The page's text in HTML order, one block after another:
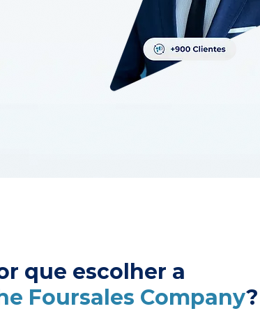
que escolher a
Foursales Company?